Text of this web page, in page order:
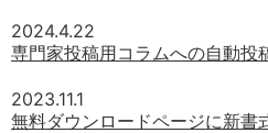
2024.4.22
専門家投稿用コラムへの自動投
2023.11.1
無料ダウンロードページに新書